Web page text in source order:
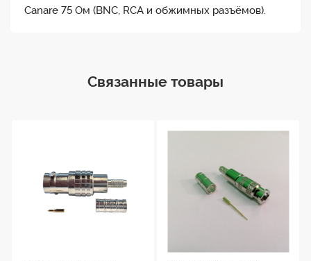
Canare 75 Ом (BNC, RCA и обжимных разъёмов).
Связанные товары